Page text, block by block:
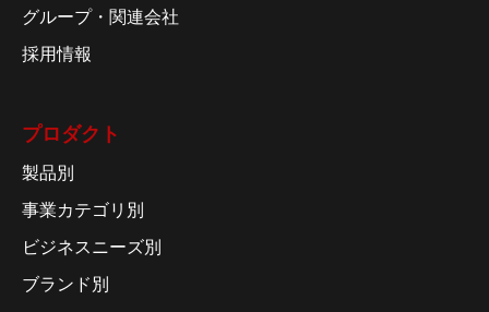
グループ・関連会社
採用情報
プロダクト
製品別
事業カテゴリ別
ビジネスニーズ別
ブランド別